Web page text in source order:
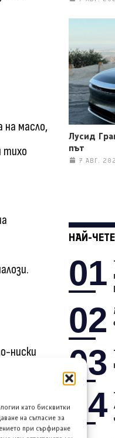
като бисквитки
на съгласие за
при сърфиране
на масло,
тихо
ниски
Лусид
път
7 АВГ.
НАЙ-
01
02
03
04